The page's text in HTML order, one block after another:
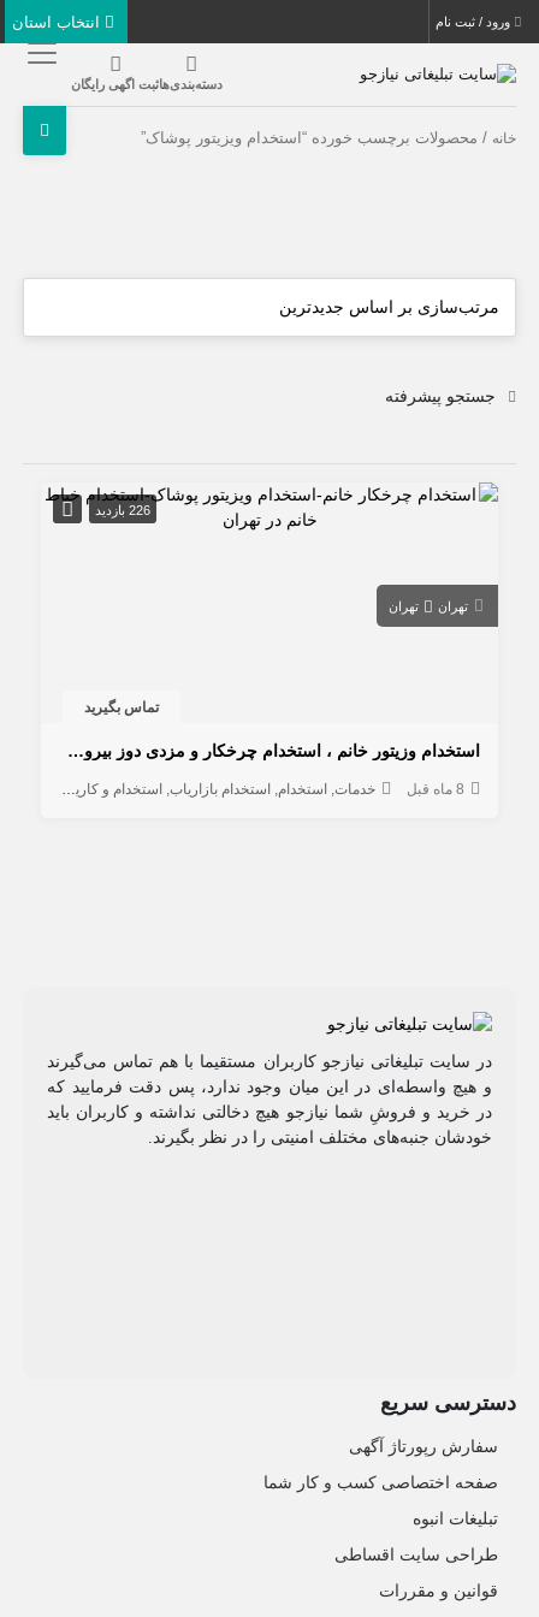
ورود / ثبت نام
دسته‌بندی‌هاثبت اگهی رایگان
خانه / محصولات برچسب خورده “استخدام ویزیتور پوشاک”
جستجو پیشرفته
226 بازدید
تهران تهران
تماس بگیرید
استخدام وزیتور خانم ، استخدام چرخکار و مزدی دوز بیرون بر خانم
8 ماه قبل خدمات استخدام استخدام بازاریاب استخدام و کاریابی
در سایت تبلیغاتی نیازجو کاربران مستقیما با هم تماس می‌گیرند
و هیچ واسطه‌ای در این میان وجود ندارد، پس دقت فرمایید که
در خرید و فروشِ شما نیازجو هیچ دخالتی نداشته و کاربران باید
خودشان جنبه‌های مختلف امنیتی را در نظر بگیرند.
دسترسی سریع
سفارش رپورتاژ آگهی
صفحه اختصاصی کسب و کار شما
تبلیغات انبوه
طراحی سایت اقساطی
قوانین و مقررات